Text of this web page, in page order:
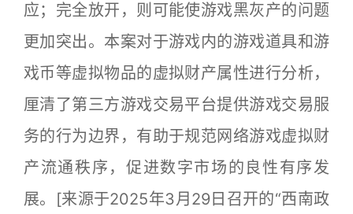
应；完全放开，则可能使游戏黑灰产的问题
更加突出。本案对于游戏内的游戏道具和游
戏币等虚拟物品的虚拟财产属性进行分析，
厘清了第三方游戏交易平台提供游戏交易服
务的行为边界，有助于规范网络游戏虚拟财
产流通秩序，促进数字市场的良性有序发
展。[来源于2025年3月29日召开的“西南政